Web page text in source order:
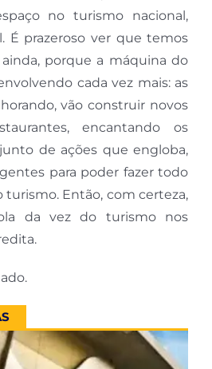
no turismo nacional,
É prazeroso ver que temos
porque a máquina do
cada vez mais: as
vão construir novos
encantando os
de ações que engloba,
para poder fazer todo
Então, com certeza,
da vez do turismo nos